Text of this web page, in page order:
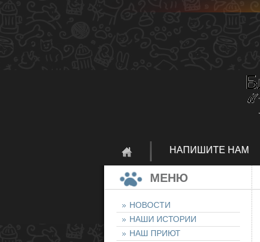
НАПИШИТЕ НАМ
МЕНЮ
НОВОСТИ
НАШИ ИСТОРИИ
НАШ ПРИЮТ